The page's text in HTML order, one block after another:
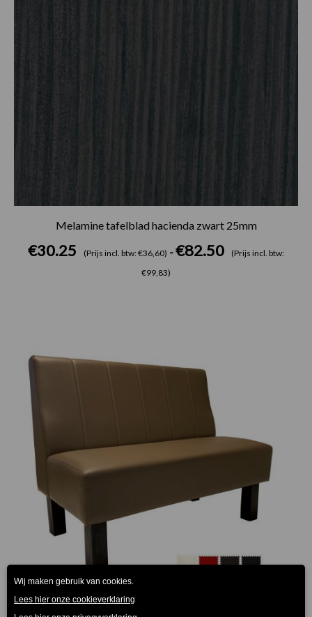
Melamine tafelblad hacienda zwart 25mm
€30.25 (Prijs incl. btw: €36,60) -€82.50
(Prijs incl. btw:
€99,83)